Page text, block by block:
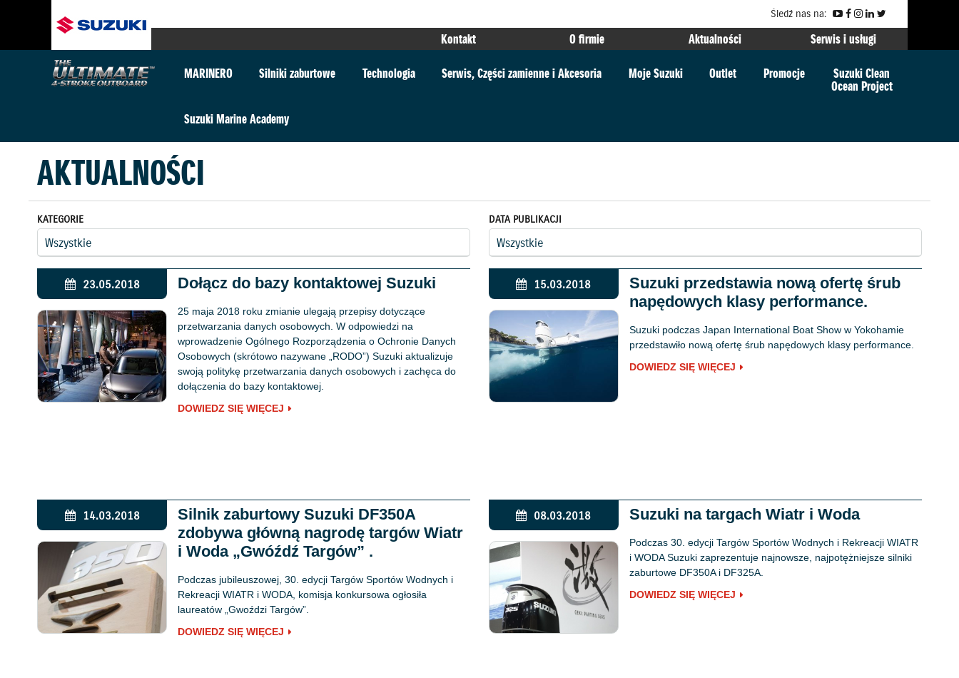
Śledź nas na:
Kontakt O firmie Aktualności Serwis i usługi
MARINERO Silniki zaburtowe Technologia Serwis, Części zamienne i Akcesoria Moje Suzuki Outlet Promocje Suzuki Clean
Ocean Project
Suzuki Marine Academy
AKTUALNOŚCI
KATEGORIE DATA PUBLIKACJI
23.05.2018 Dołącz do bazy kontaktowej Suzuki
25 maja 2018 roku zmianie ulegają przepisy dotyczące
przetwarzania danych osobowych. W odpowiedzi na
wprowadzenie Ogólnego Rozporządzenia o Ochronie Danych
Osobowych (skrótowo nazywane „RODO”) Suzuki aktualizuje
swoją politykę przetwarzania danych osobowych i zachęca do
dołączenia do bazy kontaktowej.
DOWIEDZ SIĘ WIĘCEJ
15.03.2018
Suzuki przedstawia nową ofertę śrub
napędowych klasy performance.
Suzuki podczas Japan International Boat Show w Yokohamie
przedstawiło nową ofertę śrub napędowych klasy performance.
DOWIEDZ SIĘ WIĘCEJ
14.03.2018
Silnik zaburtowy Suzuki DF350A
zdobywa główną nagrodę targów Wiatr
i Woda „Gwóźdź Targów” .
Podczas jubileuszowej, 30. edycji Targów Sportów Wodnych i
Rekreacji WIATR i WODA, komisja konkursowa ogłosiła
laureatów „Gwoździ Targów”.
DOWIEDZ SIĘ WIĘCEJ
08.03.2018 Suzuki na targach Wiatr i Woda
Podczas 30. edycji Targów Sportów Wodnych i Rekreacji WIATR
i WODA Suzuki zaprezentuje najnowsze, najpotężniejsze silniki
zaburtowe DF350A i DF325A.
DOWIEDZ SIĘ WIĘCEJ